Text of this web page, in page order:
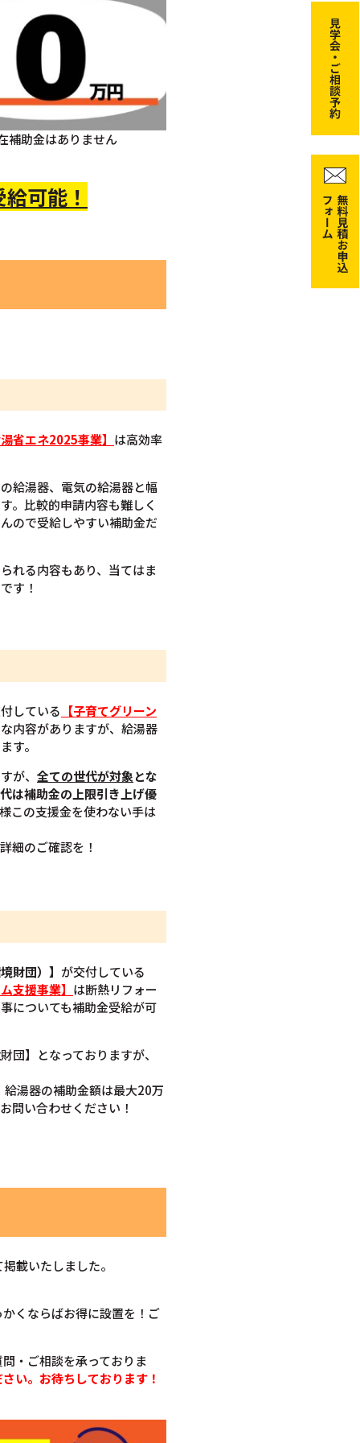
補助金はありません
可能！
省エネ2025事業】 は高効率
給湯器、電気の給湯器と幅
。比較的申請内容も難しく
ので受給しやすい補助金だ
れる内容もあり、当てはま
す！
している 【子育てグリーン
内容がありますが、給湯器
す。
が、 全ての世代が対象とな
は補助金の上限引き上げ優
この支援金を使わない手は
細のご確認を！
財団）】 が交付している
支援事業】 は断熱リフォー
についても補助金受給が可
団】となっておりますが、
湯器の補助金額は最大20万
問い合わせください！
載いたしました。
くならばお得に設置を！ご
・ご相談を承っておりま
い。お待ちしております！